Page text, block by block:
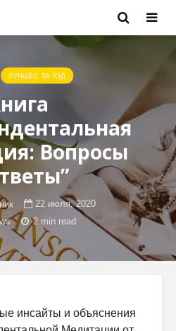
ЛУЧШЕЕ ЗА ГОД
Вопросы
22 июля, 2020
2 min read
инсайты и объяснения